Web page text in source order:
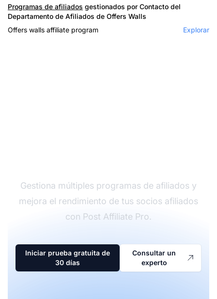
Programas de afiliados gestionados por Contacto del
Departamento de Afiliados de Offers Walls
Offers walls affiliate program
Explorar
Gestiona múltiples programas de afiliados y
mejora el rendimiento de tus socios afiliados
con Post Affiliate Pro.
Iniciar prueba gratuita de
30 días
Consultar un
experto